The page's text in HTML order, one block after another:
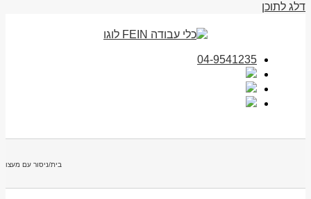
דלג לתוכן
04-9541235
בית/ניסור עם